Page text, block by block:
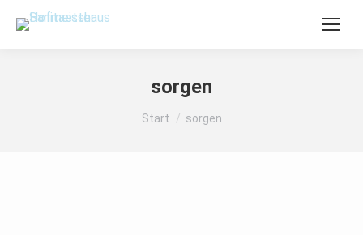
sorgen
Sie befinden sich hier:
Start sorgen